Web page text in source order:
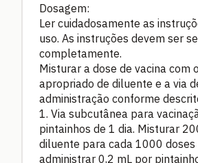
Dosagem:
Ler cuidadosamente as
uso. As instruções devem ser
completamente.
Misturar a dose de vacina com
apropriado de diluente e a via
administração conforme
1. Via subcutânea para
pintainhos de 1 dia. Misturar
diluente para cada 1000 doses
administrar 0,2 mL por